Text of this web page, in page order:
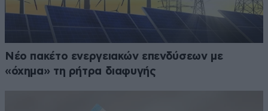
Νέο πακέτο ενεργειακών επενδύσεων με
«όχημα» τη ρήτρα διαφυγής